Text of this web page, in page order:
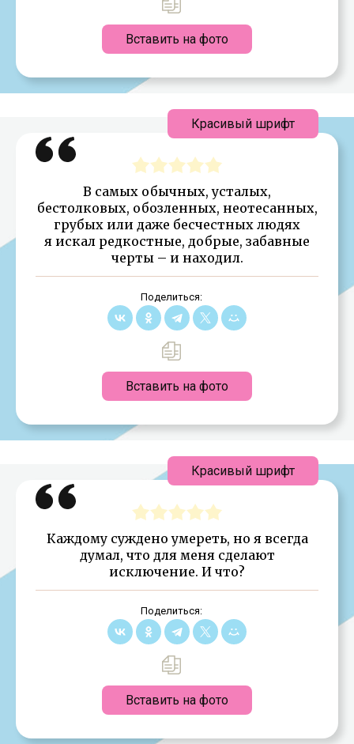
Вставить на фото
В самых обычных, усталых,
бестолковых, обозленных, неотесанных,
грубых или даже бесчестных людях
я искал редкостные, добрые, забавные
черты – и находил.
Поделиться:
Вставить на фото
Красивый шрифт
Каждому суждено умереть, но я всегда
думал, что для меня сделают
исключение. И что?
Поделиться:
Вставить на фото
Красивый шрифт